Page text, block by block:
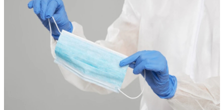
Hvordan bunnskure gulv?
Hvordan nøytralisere gulv?